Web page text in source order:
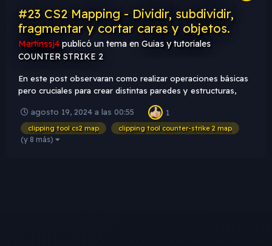
#23 CS2 Mapping - Dividir, subdividir,
fragmentar y cortar caras y objetos.
Martinssj4 publicó un tema en Guias y tutoriales
COUNTER STRIKE 2
En este post observaran como realizar operaciones básicas
pero cruciales para crear distintas paredes y estructuras,
Counter-Strike 2 estas cuestiones van mucho mas allá con
respecto al motor del Counter-Strike 1.6 y brinda muchas
mas po...
agosto 19, 2024 a las 00:55 1
clipping tool cs2 map clipping tool counter-strike 2 map
(y 8 más)